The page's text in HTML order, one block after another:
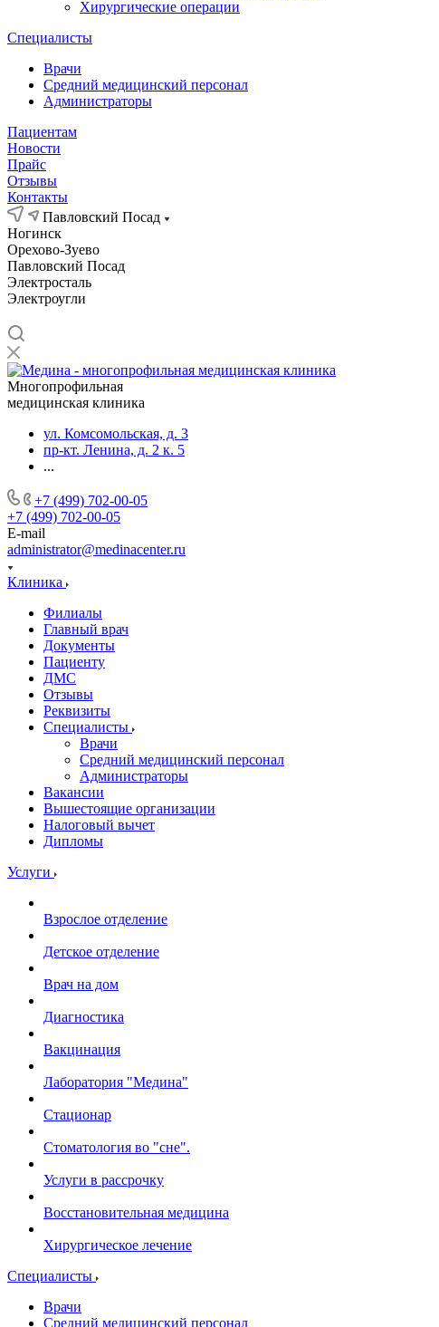
Хирургические операции
Специалисты
Врачи
Средний медицинский персонал
Администраторы
Пациентам
Новости
Прайс
Отзывы
Контакты
Павловский Посад
Ногинск
Орехово-Зуево
Павловский Посад
Электросталь
Электроугли
Многопрофильная
медицинская клиника
ул. Комсомольская, д. 3
пр-кт. Ленина, д. 2 к. 5
...
+7 (499) 702-00-05
+7 (499) 702-00-05
E-mail
administrator@medinacenter.ru
Клиника
Филиалы
Главный врач
Документы
Пациенту
ДМС
Отзывы
Реквизиты
Специалисты
Врачи
Средний медицинский персонал
Администраторы
Вакансии
Вышестоящие организации
Налоговый вычет
Дипломы
Услуги
Взрослое отделение
Детское отделение
Врач на дом
Диагностика
Вакцинация
Лаборатория "Медина"
Стационар
Стоматология во "сне".
Услуги в рассрочку
Восстановительная медицина
Хирургическое лечение
Специалисты
Врачи
Средний медицинский персонал